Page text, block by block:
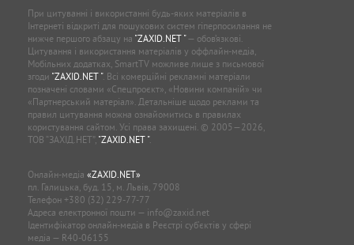
При цитуванні і використанні будь-яких матеріалів в
Інтернеті відкриті для пошукових систем гіперпосилання не
нижче першого абзацу на "ZAXID.NET "— обов’язкові.
Цитування і використання матеріалів у оффлайн-медіа,
Мобільних додатках, SmartTV можливе лише з письмової
згоди "ZAXID.NET ". Всі комерційні рекламні матеріали
позначені словами «Спецпроєкт», «Новини компаній» чи
«Партнерський матеріал». Детальніше щодо реклами та
правил цитування можна ознайомитись в правилах
користування сайтом. Усі права захищені. © 2005—2026,
ТОВ “ЗАХІД.НЕТ”, "ZAXID.NET ".
Онлайн-медіа «ZAXID.NET»
пл. Галицька, буд. 15, м. Львів, 79008
Телефон +380 (32) 229-77-77
Адреса електронної пошти — info@zaxid.net
Ідентифікатор онлайн-медіа в Реєстрі суб'єктів у сфері
медіа — R40-06155